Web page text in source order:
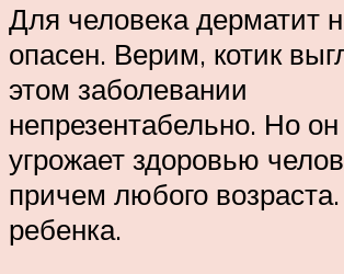
Для человека дерматит
опасен. Верим, котик
этом заболевании
непрезентабельно. Но
угрожает здоровью
причем любого
ребенка.